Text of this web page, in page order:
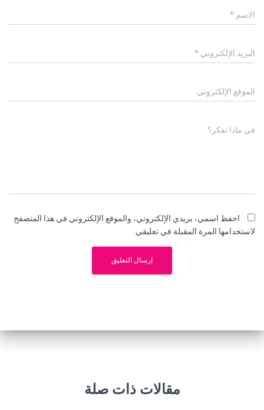
الاسم *
البريد الإلكتروني *
الموقع الإلكتروني
في ماذا تفكر؟
احفظ اسمي، بريدي الإلكتروني، والموقع الإلكتروني في هذا المتصفح
لاستخدامها المرة المقبلة في تعليقي.
مقالات ذات صلة